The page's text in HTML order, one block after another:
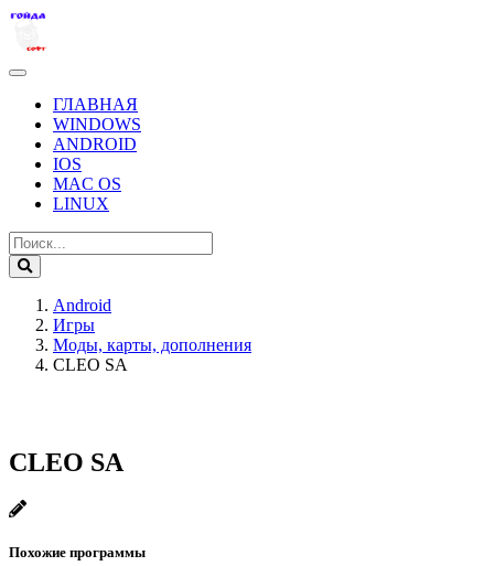
ГЛАВНАЯ
WINDOWS
ANDROID
IOS
MAC OS
LINUX
Android
Игры
Моды, карты, дополнения
CLEO SA
CLEO SA
Похожие программы